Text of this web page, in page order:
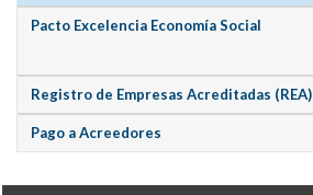
Pacto Excelencia Economía Social
Registro de Empresas Acreditadas (REA)
Pago a Acreedores